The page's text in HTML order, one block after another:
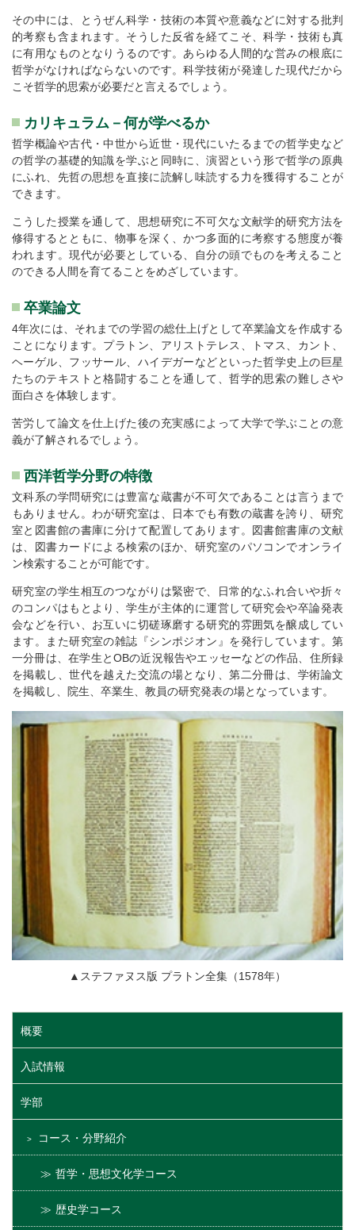
その中には、とうぜん科学・技術の本質や意義などに対する批判
的考察も含まれます。そうした反省を経てこそ、科学・技術も真
に有用なものとなりうるのです。あらゆる人間的な営みの根底に
哲学がなければならないのです。科学技術が発達した現代だから
こそ哲学的思索が必要だと言えるでしょう。
カリキュラム－何が学べるか
哲学概論や古代・中世から近世・現代にいたるまでの哲学史など
の哲学の基礎的知識を学ぶと同時に、演習という形で哲学の原典
にふれ、先哲の思想を直接に読解し味読する力を獲得することが
できます。
こうした授業を通して、思想研究に不可欠な文献学的研究方法を
修得するとともに、物事を深く、かつ多面的に考察する態度が養
われます。現代が必要としている、自分の頭でものを考えること
のできる人間を育てることをめざしています。
卒業論文
4年次には、それまでの学習の総仕上げとして卒業論文を作成する
ことになります。プラトン、アリストテレス、トマス、カント、
ヘーゲル、フッサール、ハイデガーなどといった哲学史上の巨星
たちのテキストと格闘することを通して、哲学的思索の難しさや
面白さを体験します。
苦労して論文を仕上げた後の充実感によって大学で学ぶことの意
義が了解されるでしょう。
西洋哲学分野の特徴
文科系の学問研究には豊富な蔵書が不可欠であることは言うまで
もありません。わが研究室は、日本でも有数の蔵書を誇り、研究
室と図書館の書庫に分けて配置してあります。図書館書庫の文献
は、図書カードによる検索のほか、研究室のパソコンでオンライ
ン検索することが可能です。
研究室の学生相互のつながりは緊密で、日常的なふれ合いや折々
のコンパはもとより、学生が主体的に運営して研究会や卒論発表
会などを行い、お互いに切磋琢磨する研究的雰囲気を醸成してい
ます。また研究室の雑誌『シンポジオン』を発行しています。第
一分冊は、在学生とOBの近況報告やエッセーなどの作品、住所録
を掲載し、世代を越えた交流の場となり、第二分冊は、学術論文
を掲載し、院生、卒業生、教員の研究発表の場となっています。
▲ステファヌス版 プラトン全集（1578年）
概要
入試情報
学部
コース・分野紹介
哲学・思想文化学コース
歴史学コース